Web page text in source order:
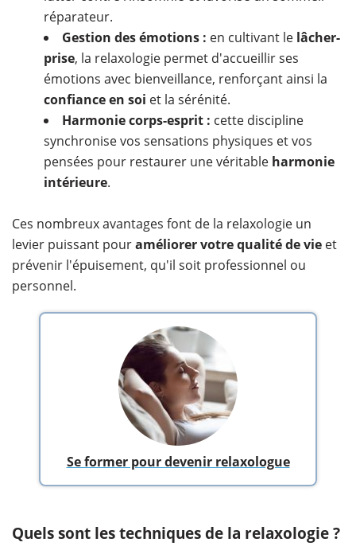
réparateur.
Gestion des émotions : en cultivant le lâcher-
prise, la relaxologie permet d'accueillir ses
émotions avec bienveillance, renforçant ainsi la
confiance en soi et la sérénité.
Harmonie corps-esprit : cette discipline
synchronise vos sensations physiques et vos
pensées pour restaurer une véritable harmonie
intérieure.
Ces nombreux avantages font de la relaxologie un
levier puissant pouraméliorer votre qualité de vie et
prévenir l'épuisement, qu'il soit professionnel ou
personnel.
Se former pour devenir relaxologue
Quels sont les techniques de la relaxologie ?